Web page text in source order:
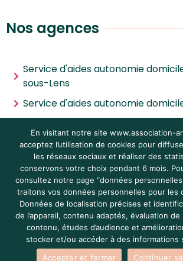
Nos agences
Service d'aides autonomie
sous-Lens
Service d'aides autonomie
les-Vermelles
Service d'aides autonomie
d'Ascq
Mentions légales|Données
Crédits
En visitant notre site www.association-
acceptez l’utilisation de cookies pour
les réseaux sociaux et réaliser des
conservons votre choix pendant 6 mois.
consultez notre page “données
traitons vos données personnelles pour les
Données de localisation précises et
de l’appareil, contenu adaptés, évaluation
contenu, études d’audience et
stocker et/ou accéder à des informations
Accepter et fermer
Continuer